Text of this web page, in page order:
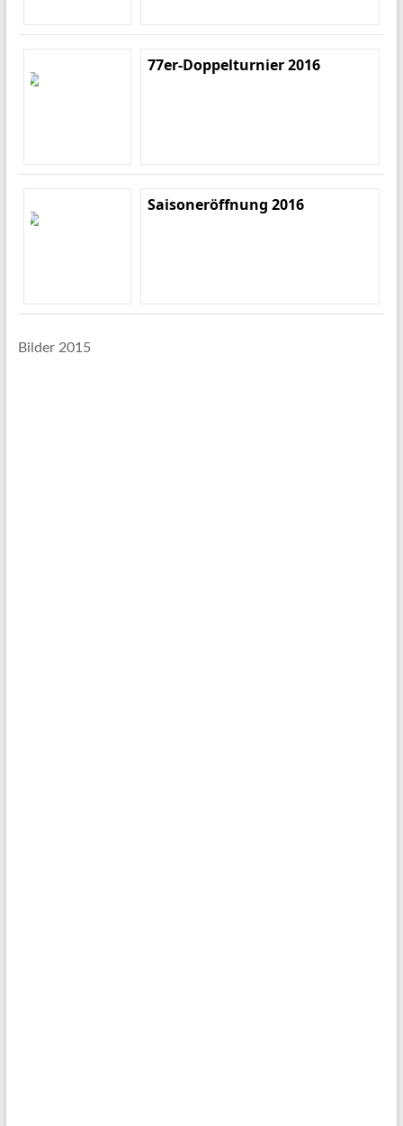
77er-Doppelturnier 2016
Saisoneröffnung 2016
Bilder 2015